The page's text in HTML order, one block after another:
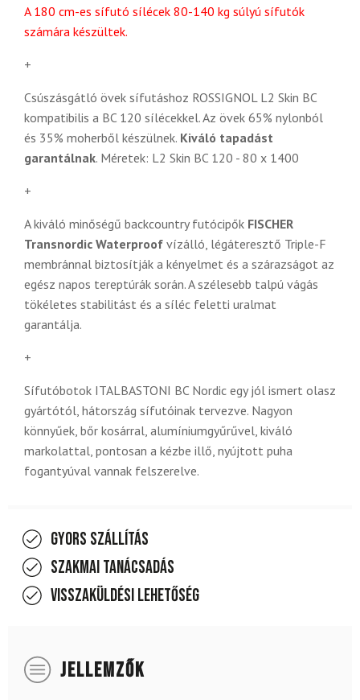
A 180 cm-es sífutó sílécek 80-140 kg súlyú sífutók
számára készültek.
+
Csúszásgátló övek sífutáshoz ROSSIGNOL L2 Skin BC
kompatibilis a BC 120 sílécekkel. Az övek 65% nylonból
és 35% moherből készülnek. Kiváló tapadást
garantálnak. Méretek: L2 Skin BC 120 - 80 x 1400
+
A kiváló minőségű backcountry futócipők FISCHER
Transnordic Waterproof vízálló, légáteresztő Triple-F
membránnal biztosítják a kényelmet és a szárazságot az
egész napos tereptúrák során. A szélesebb talpú vágás
tökéletes stabilitást és a síléc feletti uralmat
garantálja.
+
Sífutóbotok ITALBASTONI BC Nordic egy jól ismert olasz
gyártótól, hátország sífutóinak tervezve. Nagyon
könnyűek, bőr kosárral, alumíniumgyűrűvel, kiváló
markolattal, pontosan a kézbe illő, nyújtott puha
fogantyúval vannak felszerelve.
Gyors szállítás
Szakmai tanácsadás
Visszaküldési lehetőség
JELLEMZŐK